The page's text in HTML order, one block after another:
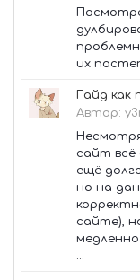
их
Автор:
сайт всё
ещё
но на
сайте),
...